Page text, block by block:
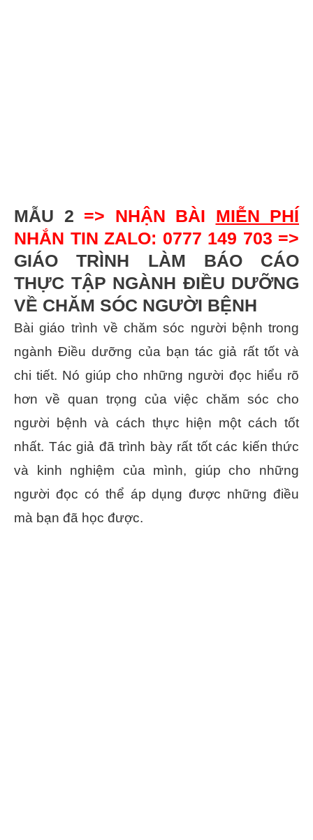
MẪU 2 => NHẬN BÀI MIỄN PHÍ
NHẮN TIN ZALO: 0777 149 703 =>
GIÁO TRÌNH LÀM BÁO CÁO
THỰC TẬP NGÀNH ĐIỀU DƯỠNG
VỀ CHĂM SÓC NGƯỜI BỆNH
Bài giáo trình về chăm sóc người bệnh trong
ngành Điều dưỡng của bạn tác giả rất tốt và
chi tiết. Nó giúp cho những người đọc hiểu rõ
hơn về quan trọng của việc chăm sóc cho
người bệnh và cách thực hiện một cách tốt
nhất. Tác giả đã trình bày rất tốt các kiến thức
và kinh nghiệm của mình, giúp cho những
người đọc có thể áp dụng được những điều
mà bạn đã học được.